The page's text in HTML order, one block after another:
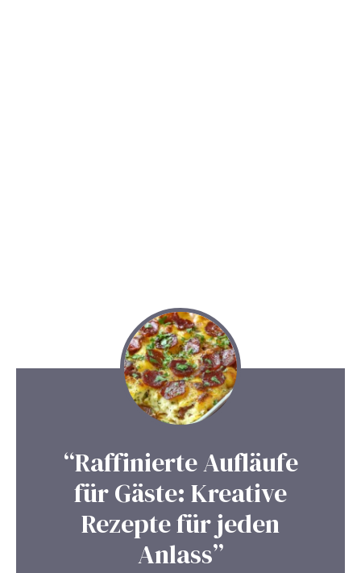
“Raffinierte Aufläufe
für Gäste: Kreative
Rezepte für jeden
Anlass”